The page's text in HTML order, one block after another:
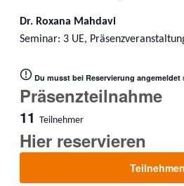
Dr. Roxana Mahdavi
Seminar: 3 UE,
Du musst bei Reservierung angemeldet
Präsenzteilnahme
11 Teilnehmer
Hier reservieren
Teilnehmen